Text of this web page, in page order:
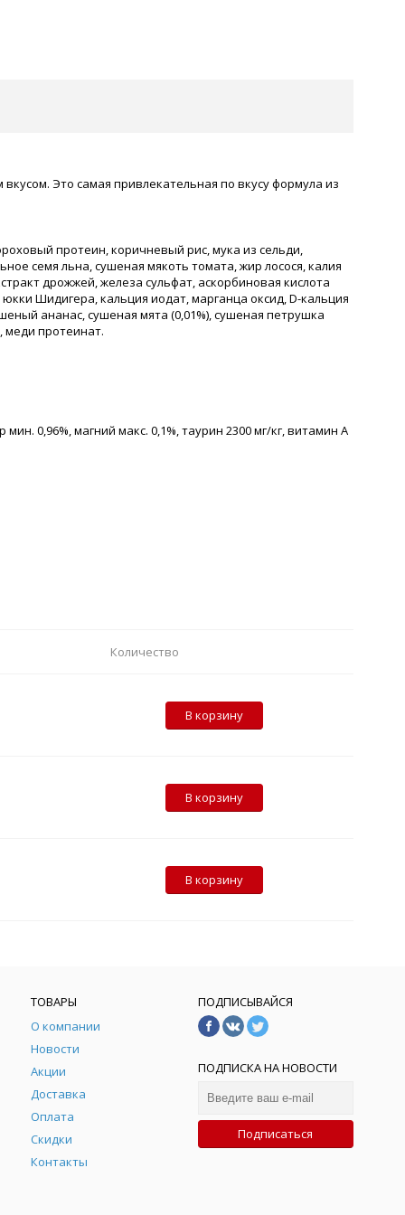
Это самая привлекательная по вкусу формула из
протеин, коричневый рис, мука из сельди,
семя льна, сушеная мякоть томата, жир лосося, калия
дрожжей, железа сульфат, аскорбиновая кислота
Шидигера, кальция иодат, марганца оксид, D-кальция
ананас, сушеная мята (0,01%), сушеная петрушка
меди протеинат.
0,96%, магний макс. 0,1%, таурин 2300 мг/кг, витамин А
Количество
В корзину
В корзину
В корзину
ТОВАРЫ
О компании
Новости
Акции
Доставка
Оплата
Скидки
Контакты
ПОДПИСЫВАЙСЯ
ПОДПИСКА НА НОВОСТИ
Подписаться